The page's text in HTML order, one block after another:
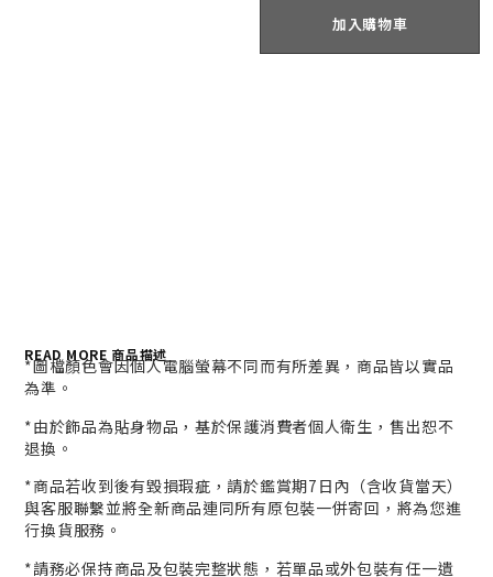
加入購物車
READ MORE 商品描述
*圖檔顏色會因個人電腦螢幕不同而有所差異，商品皆以實品
為準。
*由於飾品為貼身物品，基於保護消費者個人衛生， 售出恕不
退換。
*商品若收到後有毀損瑕疵，請於鑑賞期7日內（含收貨當天）
與客服聯繫並將全新商品連同所有原包裝一併寄回，將為您進
行換貨服務。
*請務必保持商品及包裝完整狀態，若單品或外包裝有任一遺